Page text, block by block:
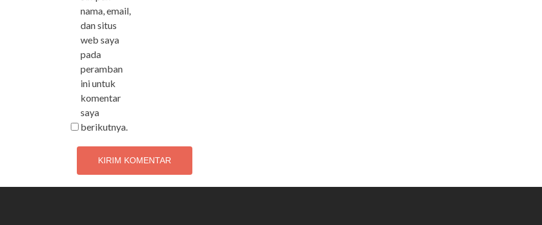
nama, email,
dan situs
web saya
pada
peramban
ini untuk
komentar
saya
berikutnya.